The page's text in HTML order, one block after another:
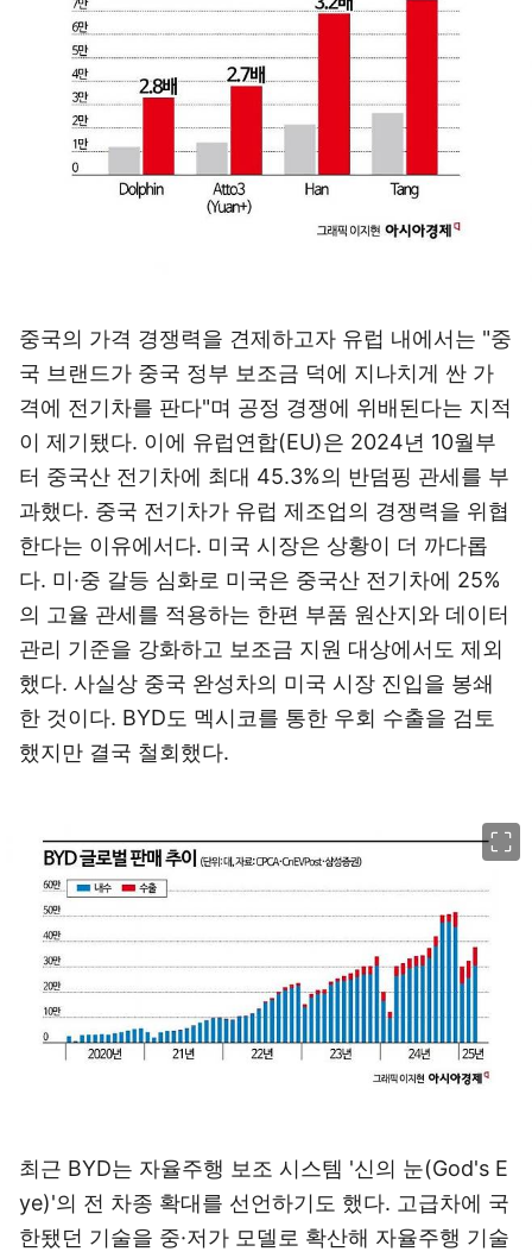
중국의 가격 경쟁력을 견제하고자 유럽 내에서는 "중
국 브랜드가 중국 정부 보조금 덕에 지나치게 싼 가
격에 전기차를 판다"며 공정 경쟁에 위배된다는 지적
이 제기됐다. 이에 유럽연합(EU)은 2024년 10월부
터 중국산 전기차에 최대 45.3%의 반덤핑 관세를 부
과했다. 중국 전기차가 유럽 제조업의 경쟁력을 위협
한다는 이유에서다. 미국 시장은 상황이 더 까다롭
다. 미·중 갈등 심화로 미국은 중국산 전기차에 25%
의 고율 관세를 적용하는 한편 부품 원산지와 데이터
관리 기준을 강화하고 보조금 지원 대상에서도 제외
했다. 사실상 중국 완성차의 미국 시장 진입을 봉쇄
한 것이다. BYD도 멕시코를 통한 우회 수출을 검토
했지만 결국 철회했다.
최근 BYD는 자율주행 보조 시스템 '신의 눈(God's E
ye)'의 전 차종 확대를 선언하기도 했다. 고급차에 국
한됐던 기술을 중·저가 모델로 확산해 자율주행 기술